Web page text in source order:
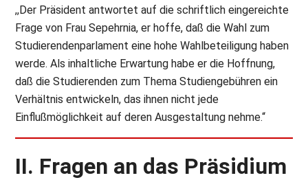
,,Der Präsident antwortet auf die schriftlich eingereichte
Frage von Frau Sepehrnia, er hoffe, daß die Wahl zum
Studierendenparlament eine hohe Wahlbeteiligung haben
werde. Als inhaltliche Erwartung habe er die Hoffnung,
daß die Studierenden zum Thema Studiengebühren ein
Verhältnis entwickeln, das ihnen nicht jede
Einflußmöglichkeit auf deren Ausgestaltung nehme.“
II. Fragen an das Präsidium